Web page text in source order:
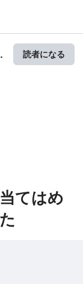
読者になる
てはめ